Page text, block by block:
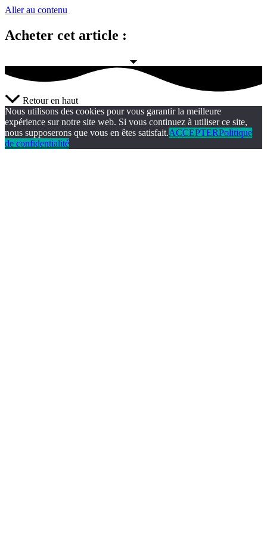
Aller au contenu
Acheter cet article :
Retour en haut
Nous utilisons des cookies pour vous garantir la meilleure
expérience sur notre site web. Si vous continuez à utiliser ce site,
nous supposerons que vous en êtes satisfait.ACCEPTERPolitique
de confidentialité